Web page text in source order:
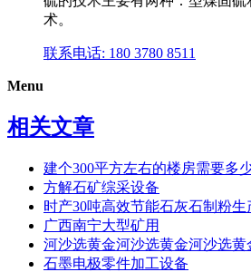
术。
联系电话: 180 3780 8511
Menu
相关文章
建个300平方左右的楼房需要多
方解石矿综采设备
时产30吨高效节能石灰石制粉生
广西南宁大型矿用
河沙选黄金河沙选黄金河沙选黄
石墨电极零件加工设备